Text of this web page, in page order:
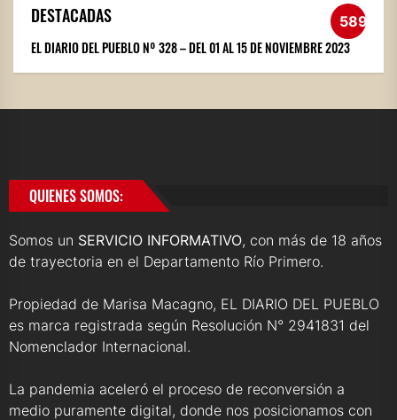
DESTACADAS 589
EL DIARIO DEL PUEBLO Nº 328 – DEL 01 AL 15 DE NOVIEMBRE 2023
QUIENES SOMOS:
Somos un SERVICIO INFORMATIVO, con más de 18 años
de trayectoria en el Departamento Río Primero.
Propiedad de Marisa Macagno, EL DIARIO DEL PUEBLO
es marca registrada según Resolución N° 2941831 del
Nomenclador Internacional.
La pandemia aceleró el proceso de reconversión a
medio puramente digital, donde nos posicionamos con